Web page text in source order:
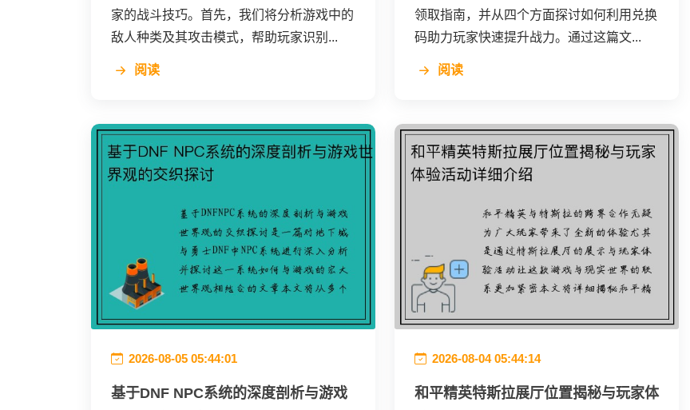
家的战斗技巧。首先，我们将分析游戏中的
敌人种类及其攻击模式，帮助玩家识别...
阅读
领取指南，并从四个方面探讨如何利用兑换
码助力玩家快速提升战力。通过这篇文...
阅读
2026-08-05 05:44:01
基于DNF NPC系统的深度剖析与游戏
2026-08-04 05:44:14
和平精英特斯拉展厅位置揭秘与玩家体